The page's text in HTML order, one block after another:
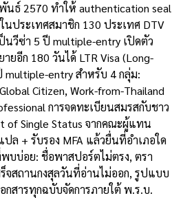
ธ์ 2570 ทำให้ authentication seal
นประเทศสมาชิก 130 ประเทศ DTV
นวีซ่า 5 ปี multiple-entry เปิดตัว
ยอีก 180 วันได้ LTR Visa (Long-
multiple-entry สำหรับ 4 กลุ่ม:
Citizen, Work-from-Thailand
การจดทะเบียนสมรสกับชาว
of Single Status จากคณะผู้แทน
ล + รับรอง MFA แล้วยื่นที่อำเภอใด
บบ่อย: ชื่อพาสปอร์ตไม่ตรง, ตรา
ร็จสถานกงสุลวันที่อ่านไม่ออก, รูปแบบ
สารทุกฉบับจัดการภายใต้ พ.ร.บ.